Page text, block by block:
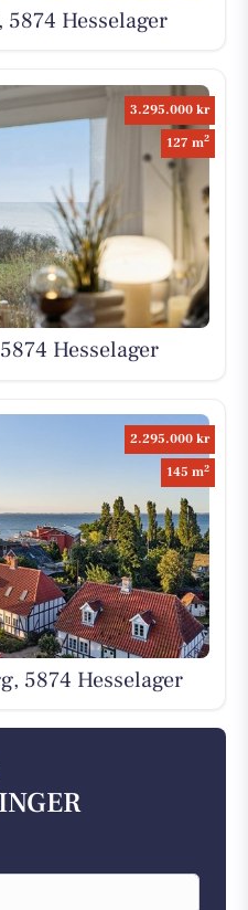
5874 Hesselager
3.295.000 kr
127 m2
Hesselager
2.295.000 kr
145 m2
5874 Hesselager